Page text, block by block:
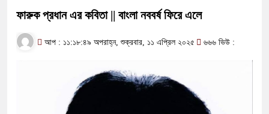
ফারুক প্রধান এর কবিতা || বাংলা নববর্ষ ফিরে এলে
আপ : ১১:১৮:৪৯ অপরাহ্ন, শুক্রবার, ১১ এপ্রিল ২০২৫ ৬৬৬ ভিউ :